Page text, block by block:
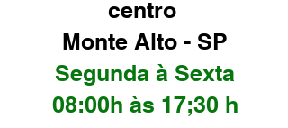
centro
Monte Alto - SP
Segunda à Sexta
08:00h às 17;30 h